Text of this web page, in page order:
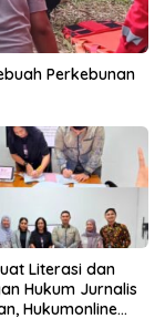
Perkebunan
Literasi dan
Hukum Jurnalis
Hukumonline